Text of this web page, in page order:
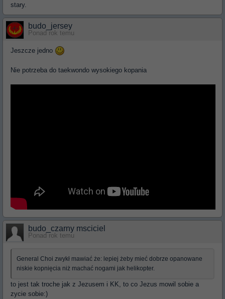
stary.
budo_jersey
Ponad rok temu
Jeszcze jedno
Nie potrzeba do taekwondo wysokiego kopania
budo_czarny msciciel
Ponad rok temu
General Choi zwykł mawiać że: lepiej żeby mieć dobrze opanowane
niskie kopnięcia niż machać nogami jak helikopter.
to jest tak troche jak z Jezusem i KK, to co Jezus mowil sobie a
zycie sobie:)